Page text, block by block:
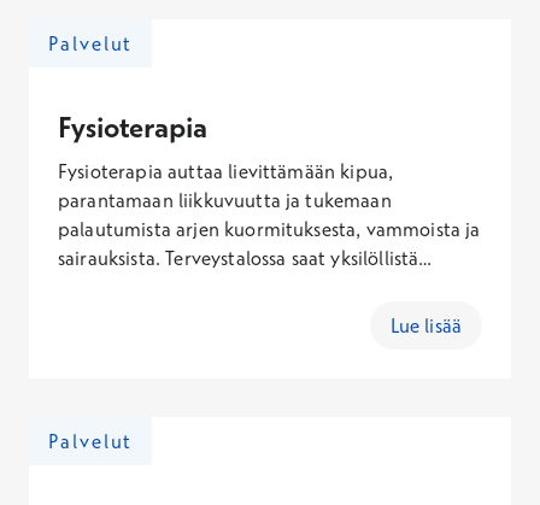
Palvelut
Fysioterapia
Fysioterapia auttaa lievittämään kipua,
parantamaan liikkuvuutta ja tukemaan
palautumista arjen kuormituksesta, vammoista ja
sairauksista. Terveystalossa saat yksilöllistä
Lue lisää
Palvelut